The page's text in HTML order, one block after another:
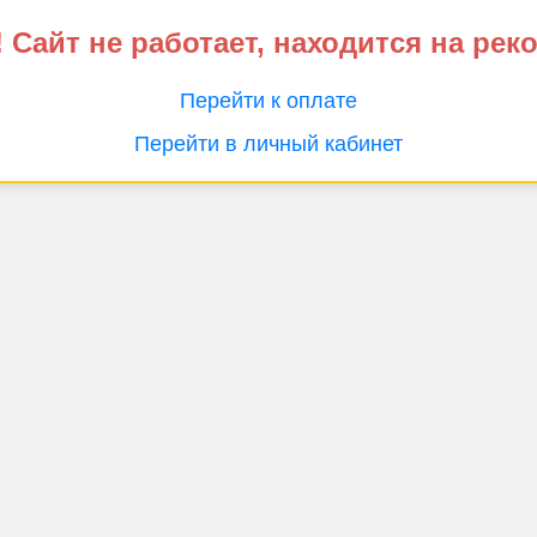
не работает, находится на
Перейти к оплате
Перейти в личный кабинет